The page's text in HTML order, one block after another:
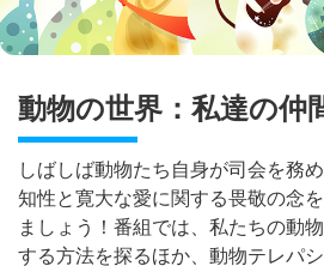
動物の世界：私達の仲
しばしば動物たち自身が司会を務
知性と寛大な愛に関する畏敬の念
ましょう！番組では、私たちの動
する方法を探るほか、動物テレパ